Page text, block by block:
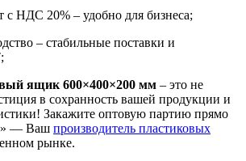
с НДС 20% – удобно для бизнеса;
– стабильные поставки и
ящик 600×400×200 мм – это не
в сохранность вашей продукции и
Закажите оптовую партию прямо
— Ваш производитель пластиковых
рынке.